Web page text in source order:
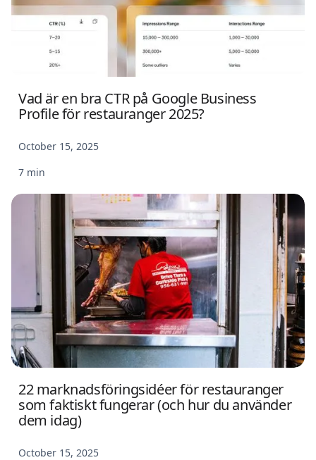
Vad är en bra CTR på Google Business
Profile för restauranger 2025?
October 15, 2025
7 min
22 marknadsföringsidéer för restauranger
som faktiskt fungerar (och hur du använder
dem idag)
October 15, 2025